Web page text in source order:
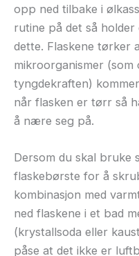
opp ned tilbake i
rutine på det så
dette. Flaskene tørker
mikroorganismer (som
tyngdekraften)
når flasken er tørr så
å nære seg på.
Dersom du skal bruke
flaskebørste for å
kombinasjon med
ned flaskene i et bad
(krystallsoda eller
påse at det ikke er